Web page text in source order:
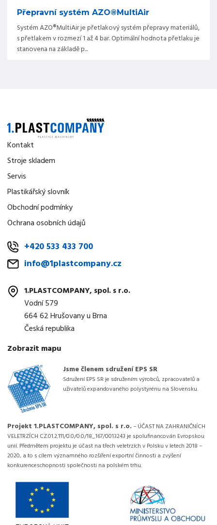
Přepravní systém AZO®MultiAir
Systém AZO®MultiAir je přetlakový systém přepravy materiálů,
s přetlakem v rozmezí 1 až 4 bar. Optimální hodnota přetlaku je
stanovena na základě p...
Kontakt
Stroje skladem
Servis
Plastikářský slovník
Obchodní podmínky
Ochrana osobních údajů
+420 533 433 700
info@1plastcompany.cz
1.PLASTCOMPANY, spol. s r.o.
Vodní 579
664 62 Hrušovany u Brna
Česká republika
Zobrazit mapu
Jsme členem sdružení EPS SR
Sdružení EPS SR je sdružením výrobců, zpracovatelů a
uživatelů expandovaného polystyrénu na Slovensku.
Projekt 1.PLASTCOMPANY, spol. s r.o. – ÚČAST NA ZAHRANIČNÍCH
VELETRZÍCH CZ.01.2.111/0.0/0.0/18_167/0013243 je spolufinancován Evropskou
unií. Předmětem projektu je účast na třech veletrzích v Polsku v letech 2018 –
2020, a to s cílem významného rozšíření exportní činnosti a zvýšení
konkurenceschopnosti společnosti na polském trhu.